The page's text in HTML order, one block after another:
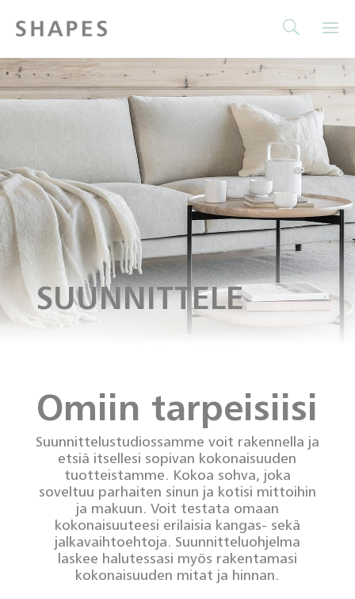
SUUNNITTELE
Omiin tarpeisiisi
Suunnittelustudiossamme voit rakennella ja
etsiä itsellesi sopivan kokonaisuuden
tuotteistamme. Kokoa sohva, joka
soveltuu parhaiten sinun ja kotisi mittoihin
ja makuun. Voit testata omaan
kokonaisuuteesi erilaisia kangas- sekä
jalkavaihtoehtoja. Suunnitteluohjelma
laskee halutessasi myös rakentamasi
kokonaisuuden mitat ja hinnan.